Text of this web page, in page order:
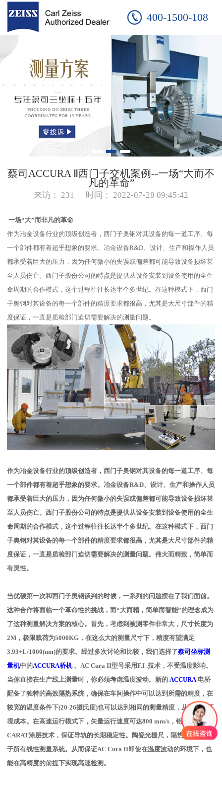
400-1500-108
蔡司ACCURA Ⅱ西门子交机案例--一场“大而不
凡的革命”
来访： 231 时间： 2022-07-28 09:45:42
一场“大”而非凡的革命
作为冶金设备行业的顶级创造者，西门子奥钢对其设备的每一道工序、每
一个部件都有着超乎想象的要求。冶金设备R&D、设计、生产和操作人员
都承受着巨大的压力，因为任何微小的失误或偏差都可能导致设备损坏甚
至人员伤亡。西门子股份公司的特点是提供从设备安装到设备使用的全生
命周期的合作模式，这个过程往往长达半个多世纪。在这种模式下，西门
子奥钢对其设备的每一个部件的精度要求都很高，尤其是大尺寸部件的精
度保证，一直是质检部门迫切需要解决的测量问题。
作为冶金设备行业的顶级创造者，西门子奥钢对其设备的每一道工序、每
一个部件都有着超乎想象的要求。冶金设备R&D、设计、生产和操作人员
都承受着巨大的压力，因为任何微小的失误或偏差都可能导致设备损坏甚
至人员伤亡。西门子股份公司的特点是提供从设备安装到设备使用的全生
命周期的合作模式，这个过程往往长达半个多世纪。在这种模式下，西门
子奥钢对其设备的每一个部件的精度要求都很高，尤其是大尺寸部件的精
度保证，一直是质检部门迫切需要解决的测量问题。伟大而精致，简单而
有灵性。
当优硕第一次和西门子奥钢谈判的时候，一系列的问题摆在了我们面前。
这种合作将面临一个革命性的挑战，而“大而精，简单而智能”的理念成为
了这种测量解决方案的核心。首先，考虑到被测零件非常大，尺寸长度为
2M，极限载荷为5000KG，在这么大的测量尺寸下，精度有望满足
3.93+L/1000(um)的要求。经过多次讨论和比较，我们选择了蔡司坐标测
量机中的ACCURA桥机 。AC Cura II型号采用F.I .技术，不受温度影响。
当你直接在生产线上测量时，你必须考虑温度波动。新的 ACCURA 电桥
配备了独特的高效隔热系统，确保在车间操作中可以达到所需的精度，在
较宽的温度条件下(20-26摄氏度)也可以达到相同的测量精度，从而降低环
境成本。在高速运行模式下，矢量运行速度可达800 mm/s，铝件采用
CARAT涂层技术，保证导轨的长期稳定性。陶瓷光栅尺，隔热技术应用
于所有线性测量系统。从而保证AC Cura II即使在温度波动的环境下，也
能在高精度的前提下实现高速检测。